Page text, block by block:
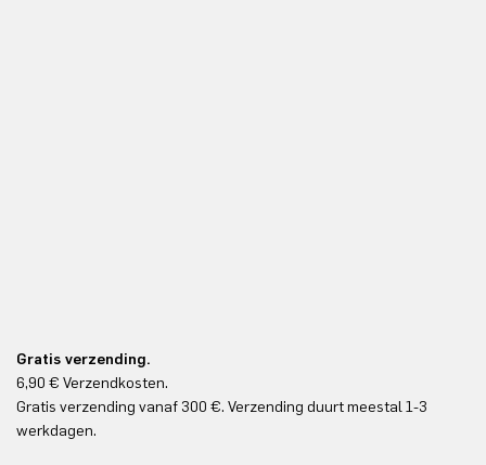
Gratis verzending.
6,90 € Verzendkosten.
Gratis verzending vanaf 300 €. Verzending duurt meestal 1-3
werkdagen.